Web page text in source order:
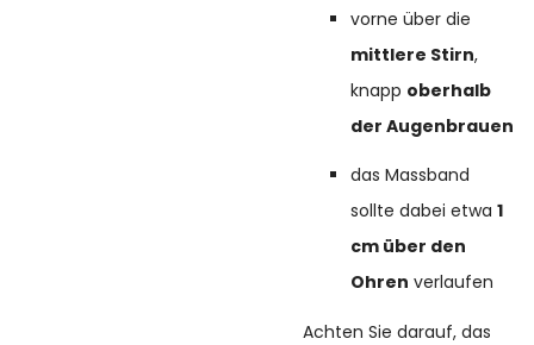
vorne über die
mittlere Stirn,
knapp oberhalb
der Augenbrauen
das Massband
sollte dabei etwa1
cm über den
Ohren verlaufen
Achten Sie darauf, das